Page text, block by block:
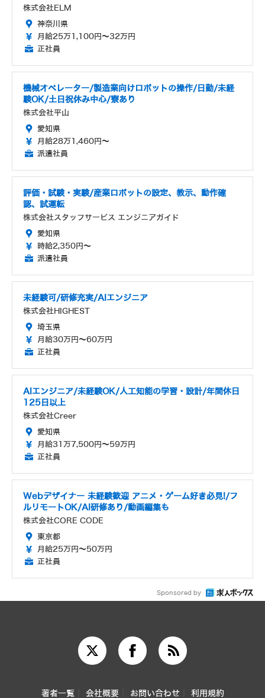
株式会社ELM
神奈川県
月給25万1,100円～32万円
正社員
機械オペレーター/製造業向けロボットの操作/日勤/未経
験OK/土日祝休み中心/寮あり
株式会社平山
愛知県
月給28万1,460円～
派遣社員
評価・試験・実験/産業ロボットの設定、教示、動作確
認、試運転
株式会社スタッフサービス エンジニアガイド
愛知県
時給2,350円～
派遣社員
未経験可/研修充実/AIエンジニア
株式会社HIGHEST
埼玉県
月給30万円～60万円
正社員
AIエンジニア/未経験OK/人工知能の学習・設計/年間休日
125日以上
株式会社Creer
愛知県
月給31万7,500円～59万円
正社員
Webデザイナー 未経験歓迎 アニメ・ゲーム好き必見!/フ
ルリモートOK/AI研修あり/動画編集も
株式会社CORE CODE
東京都
月給25万円～50万円
正社員
Sponsored by
著者一覧 会社概要 お問い合わせ 利用規約